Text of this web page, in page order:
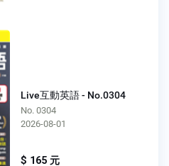
Live互動英語 - No.0304
No. 0304
2026-08-01
$ 165 元